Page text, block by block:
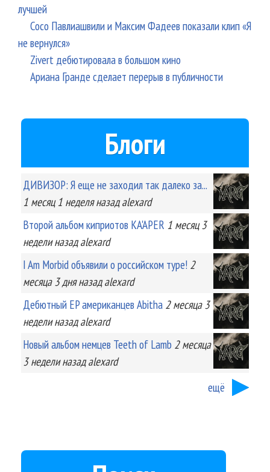
лучшей
Сосо Павлиашвили и Максим Фадеев показали клип «Я
не вернулся»
Zivert дебютировала в большом кино
Ариана Гранде сделает перерыв в публичности
Блоги
ДИВИЗОР: Я еще не заходил так далеко за...
1 месяц 1 неделяназад alexard
Второй альбом киприотов KA'APER 1 месяц 3
неделиназад alexard
I Am Morbid объявили о российском туре! 2
месяца 3 дняназад alexard
Дебютный EP американцев Abitha 2 месяца 3
неделиназад alexard
Новый альбом немцев Teeth of Lamb 2 месяца
3 неделиназад alexard
ещё